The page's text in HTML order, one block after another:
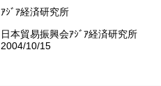
ｱｼﾞｱ経済研究所
日本貿易振興会ｱｼﾞｱ経済研究所
2004/10/15